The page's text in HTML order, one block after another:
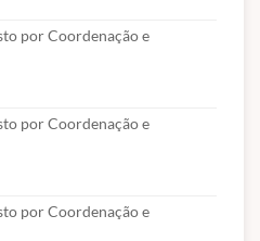
Processo administrativo:
influência e controle.
expedição e arquivo.
e correspondências.
Gestão de material e
Organização
por Coordenação e
por Coordenação e
por Coordenação e